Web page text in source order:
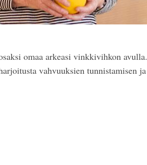
omaa arkeasi vinkkivihkon avulla.
vahvuuksien tunnistamisen ja